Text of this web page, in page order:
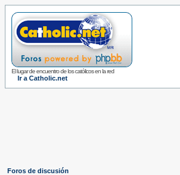
El lugar de encuentro de los católicos en la red
Ir a Catholic.net
Foros de discusión